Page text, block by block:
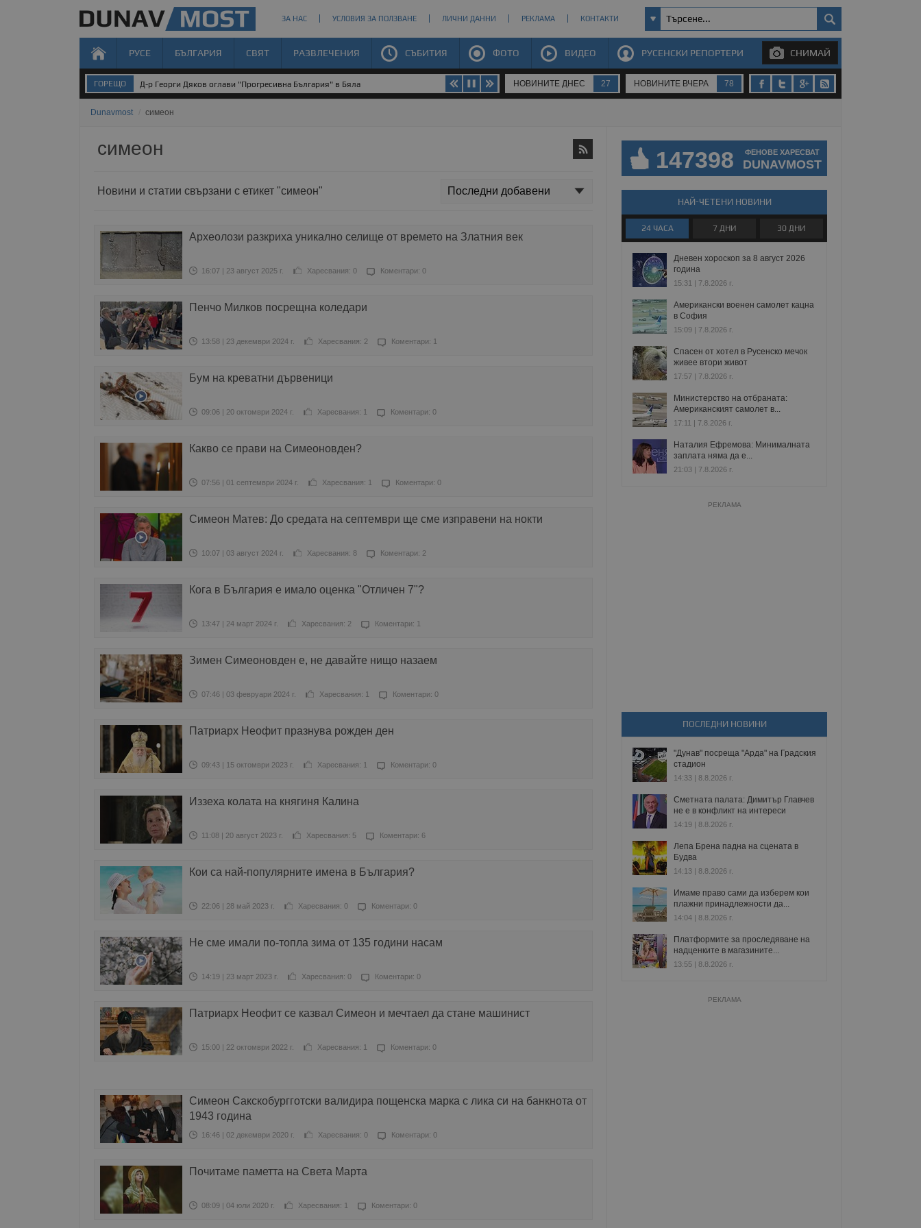
ЗА НАС УСЛОВИЯ ЗА ПОЛЗВАНЕ ЛИЧНИ ДАННИ РЕКЛАМА КОНТАКТИ
РУСЕ БЪЛГАРИЯ СВЯТ РАЗВЛЕЧЕНИЯ СЪБИТИЯ ФОТО ВИДЕО РУСЕНСКИ РЕПОРТЕРИ СНИМАЙ
ГОРЕЩО Д-р Георги Дяков оглави "Прогресивна България" в Бяла НОВИНИТЕ ДНЕС 27 НОВИНИТЕ ВЧЕРА 78
Dunavmost симеон
симеон
Новини и статии свързани с етикет "симеон"
Археолози разкриха уникално селище от времето на Златния век
16:07 | 23 август 2025 г. Харесвания: 0 Коментари: 0
Пенчо Милков посрещна коледари
13:58 | 23 декември 2024 г. Харесвания: 2 Коментари: 1
Бум на креватни дървеници
09:06 | 20 октомври 2024 г. Харесвания: 1 Коментари: 0
Какво се прави на Симеоновден?
07:56 | 01 септември 2024 г. Харесвания: 1 Коментари: 0
Симеон Матев: До средата на септември ще сме изправени на нокти
10:07 | 03 август 2024 г. Харесвания: 8 Коментари: 2
Кога в България е имало оценка "Отличен 7"?
13:47 | 24 март 2024 г. Харесвания: 2 Коментари: 1
Зимен Симеоновден е, не давайте нищо назаем
07:46 | 03 февруари 2024 г. Харесвания: 1 Коментари: 0
Патриарх Неофит празнува рожден ден
09:43 | 15 октомври 2023 г. Харесвания: 1 Коментари: 0
Иззеха колата на княгиня Калина
11:08 | 20 август 2023 г. Харесвания: 5 Коментари: 6
Кои са най-популярните имена в България?
22:06 | 28 май 2023 г. Харесвания: 0 Коментари: 0
Не сме имали по-топла зима от 135 години насам
14:19 | 23 март 2023 г. Харесвания: 0 Коментари: 0
Патриарх Неофит се казвал Симеон и мечтаел да стане машинист
15:00 | 22 октомври 2022 г. Харесвания: 1 Коментари: 0
Симеон Сакскобургготски валидира пощенска марка с лика си на банкнота от
1943 година
16:46 | 02 декември 2020 г. Харесвания: 0 Коментари: 0
Почитаме паметта на Света Марта
08:09 | 04 юли 2020 г. Харесвания: 1 Коментари: 0
147398 ФЕНОВЕ ХАРЕСВАТ
DUNAVMOST
НАЙ-ЧЕТЕНИ НОВИНИ
24 ЧАСА 7 ДНИ 30 ДНИ
Дневен хороскоп за 8 август 2026
година
15:31 | 7.8.2026 г.
Американски военен самолет кацна
в София
15:09 | 7.8.2026 г.
Спасен от хотел в Русенско мечок
живее втори живот
17:57 | 7.8.2026 г.
Министерство на отбраната:
Американският самолет в...
17:11 | 7.8.2026 г.
Наталия Ефремова: Минималната
заплата няма да е...
21:03 | 7.8.2026 г.
РЕКЛАМА
ПОСЛЕДНИ НОВИНИ
"Дунав" посреща "Арда" на Градския
стадион
14:33 | 8.8.2026 г.
Сметната палата: Димитър Главчев
не е в конфликт на интереси
14:19 | 8.8.2026 г.
Лепа Брена падна на сцената в
Будва
14:13 | 8.8.2026 г.
Имаме право сами да изберем кои
плажни принадлежности да...
14:04 | 8.8.2026 г.
Платформите за проследяване на
надценките в магазините...
13:55 | 8.8.2026 г.
РЕКЛАМА